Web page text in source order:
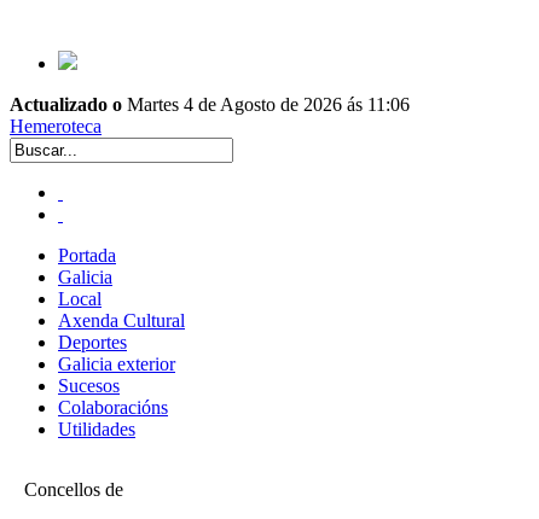
Actualizado o Martes 4 de Agosto de 2026 ás 11:06
Hemeroteca
Portada
Galicia
Local
Axenda Cultural
Deportes
Galicia exterior
Sucesos
Colaboracións
Utilidades
Concellos de